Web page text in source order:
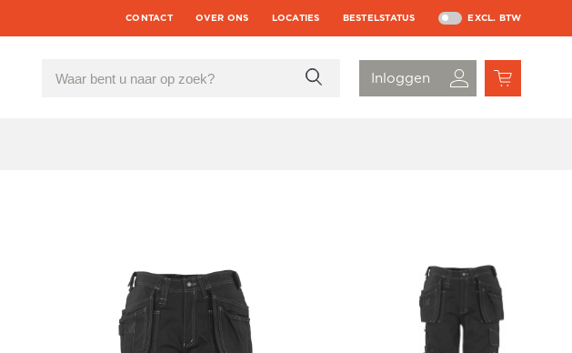
CONTACT OVER ONS LOCATIES BESTELSTATUS EXCL. BTW